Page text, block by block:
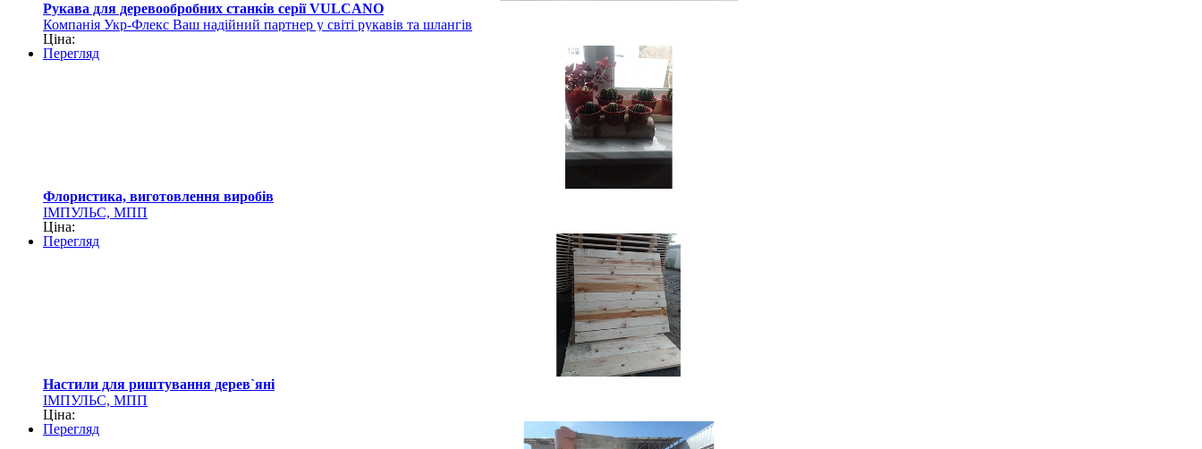
Рукава для деревообробних станків серії VULCANO
Компанія Укр-Флекс Ваш надійний партнер у світі рукавів та шлангів
Ціна:
Перегляд
Флористика, виготовлення виробів
ІМПУЛЬС, МПП
Ціна:
Перегляд
Настили для риштування дерев`яні
ІМПУЛЬС, МПП
Ціна:
Перегляд